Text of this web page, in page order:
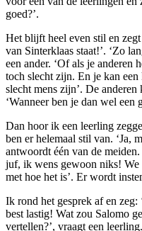
goed?’.
Het blijft heel even stil en
van Sinterklaas staat!’. ‘Zo
een ander. ‘Of als je anderen
toch slecht zijn. En je kan een
slecht mens zijn’. De
‘Wanneer ben je dan wel een
Dan hoor ik een leerling
ben er helemaal stil van. ‘Ja,
antwoordt één van de
juf, ik wens gewoon niks! We
met hoe het is’. Er wordt
Ik rond het gesprek af en zeg:
best lastig! Wat zou Salomo
vertellen?’, vraagt een